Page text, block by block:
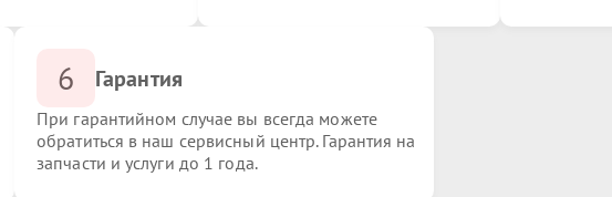
6 Гарантия
При гарантийном случае вы всегда можете
обратиться в наш сервисный центр. Гарантия на
запчасти и услуги до 1 года.